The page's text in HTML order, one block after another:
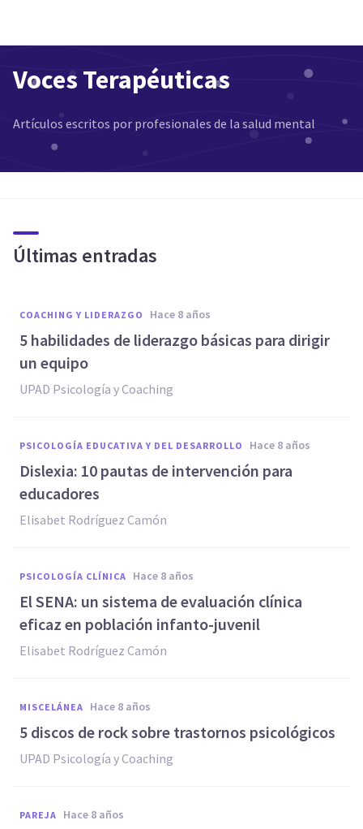
Voces Terapéuticas
Artículos escritos por profesionales de la salud mental
Últimas entradas
COACHING Y LIDERAZGO hace 8 años
5 habilidades de liderazgo básicas para dirigir
un equipo
UPAD Psicología y Coaching
PSICOLOGÍA EDUCATIVA Y DEL DESARROLLO hace 8 años
Dislexia: 10 pautas de intervención para
educadores
Elisabet Rodríguez Camón
PSICOLOGÍA CLÍNICA hace 8 años
El SENA: un sistema de evaluación clínica
eficaz en población infanto-juvenil
Elisabet Rodríguez Camón
MISCELÁNEA hace 8 años
5 discos de rock sobre trastornos psicológicos
UPAD Psicología y Coaching
PAREJA hace 8 años